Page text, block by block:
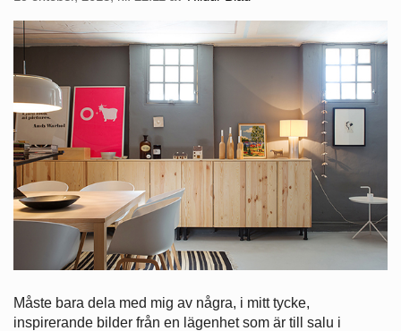
Måste bara dela med mig av några, i mitt tycke,
inspirerande bilder från en lägenhet som är till salu i